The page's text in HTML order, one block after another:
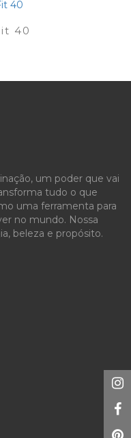
40
um poder que vai
tudo o que
uma ferramenta para
no mundo. Nossa
beleza e propósito.